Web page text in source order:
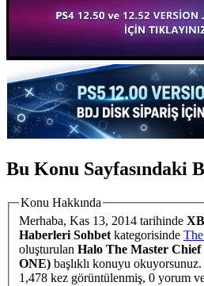
Bu Konu Sayfasındaki
Konu Hakkında
Merhaba, Kas 13, 2014 tarihinde
Haberleri Sohbet kategorisinde
oluşturulan Halo The Master
ONE) başlıklı konuyu okuyorsunuz. Bu konu şimdiye dek
1,478 kez